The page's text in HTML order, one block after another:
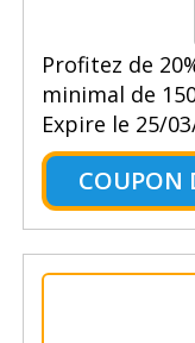
Profitez de
minimal de
Expire le 25/
COUPON